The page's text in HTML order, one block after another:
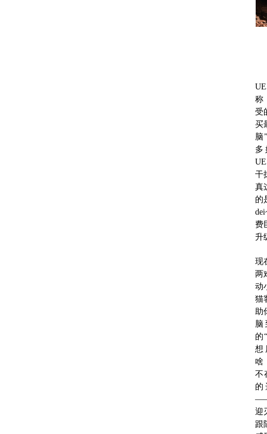
称
受
买
脑
多
干
真
的
费
升
现
两
动
猫
助
脑
的
想
啥
不
的
迎
跟